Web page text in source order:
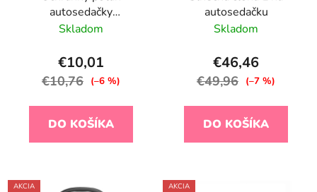
autosedačky
antitermálna Botanic
Skladom
€10,01
€10,76 (–6 %)
DO KOŠÍKA
autosedačku
Skladom
€46,46
€49,96 (–7 %)
DO KOŠÍKA
AKCIA AKCIA